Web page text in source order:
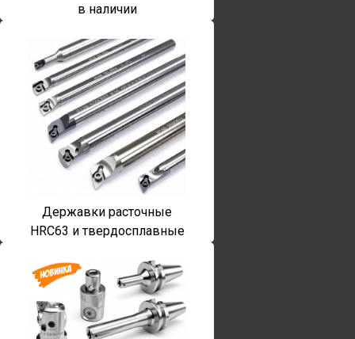
в наличии
Державки расточные
HRC63 и твердосплавные